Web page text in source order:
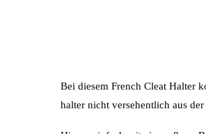
Bei diesem French Cleat Halter
halter nicht versehentlich aus